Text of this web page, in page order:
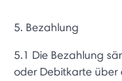
5. Bezahlung
5.1 Die Bezahlung
oder Debitkarte über